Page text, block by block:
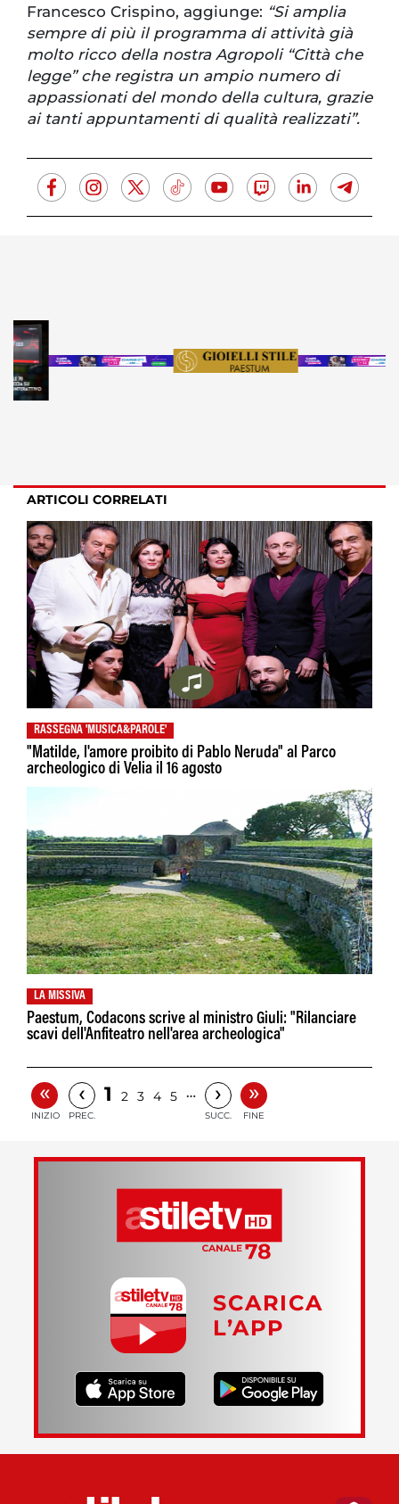
Francesco Crispino, aggiunge: “Si amplia
sempre di più il programma di attività già
molto ricco della nostra Agropoli “Città che
legge” che registra un ampio numero di
appassionati del mondo della cultura, grazie
ai tanti appuntamenti di qualità realizzati”.
ARTICOLI CORRELATI
RASSEGNA 'MUSICA&PAROLE'
"Matilde, l'amore proibito di Pablo Neruda" al Parco
archeologico di Velia il 16 agosto
LA MISSIVA
Paestum, Codacons scrive al ministro Giuli: "Rilanciare
scavi dell'Anfiteatro nell'area archeologica"
«
INIZIO
‹
PREC.
1 2 3 4 5 … ›
SUCC.
»
FINE
SCARICA
L’APP